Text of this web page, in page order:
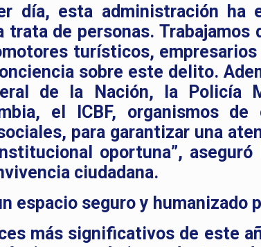
día, esta administración ha
trata de personas. Trabajamos
turísticos,
sobre este delito.
de la Nación, la Policía
el ICBF, organismos
para garantizar una
oportuna”,
ciudadana.
espacio seguro y humanizado
más significativos de este